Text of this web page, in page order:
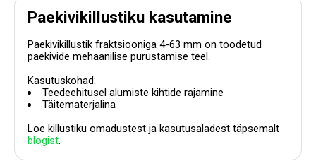
Paekivikillustiku kasutamine
Paekivikillustik fraktsiooniga 4-63 mm on toodetud
paekivide mehaanilise purustamise teel.
Kasutuskohad:
Teedeehitusel alumiste kihtide rajamine
Täitematerjalina
Loe killustiku omadustest ja kasutusaladest täpsemalt
blogist.